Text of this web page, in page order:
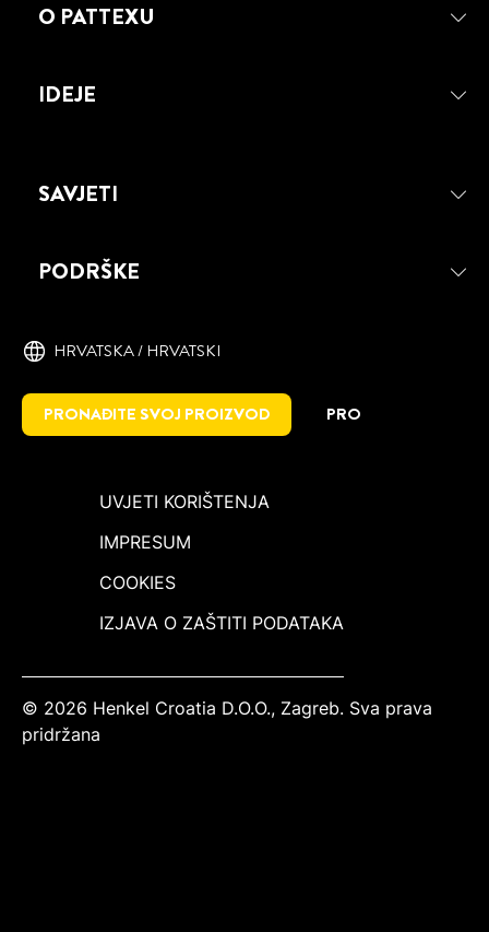
PATTEX SUPER FIX MONTAŽNI
PATTEX FIX Dvostrani samoljepljivi
O PATTEXU
IDEJE
SAVJETI
PODRŠKE
HRVATSKA / HRVATSKI
PRONAĐITE SVOJ PROIZVOD PRO
UVJETI KORIŠTENJA
IMPRESUM
COOKIES
IZJAVA O ZAŠTITI PODATAKA
© 2026 Henkel Croatia D.O.O., Zagreb. Sva prava
pridržana